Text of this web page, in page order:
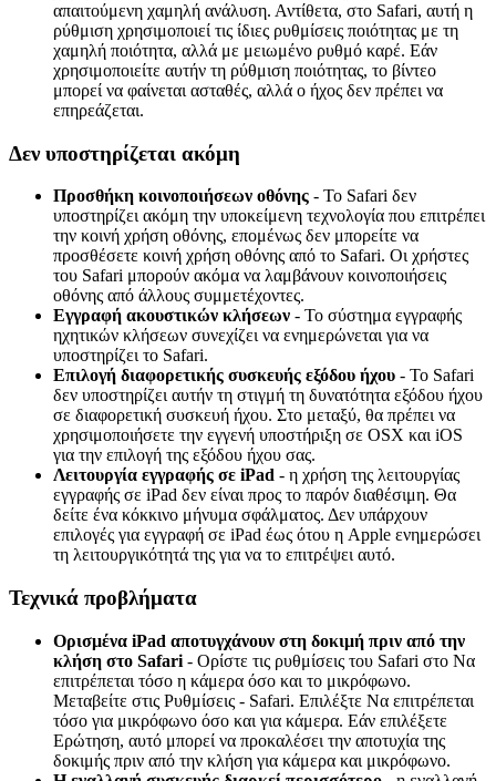
απαιτούμενη χαμηλή ανάλυση. Αντίθετα, στο Safari, αυτή η
ρύθμιση χρησιμοποιεί τις ίδιες ρυθμίσεις ποιότητας με τη
χαμηλή ποιότητα, αλλά με μειωμένο ρυθμό καρέ. Εάν
χρησιμοποιείτε αυτήν τη ρύθμιση ποιότητας, το βίντεο
μπορεί να φαίνεται ασταθές, αλλά ο ήχος δεν πρέπει να
επηρεάζεται.
Δεν υποστηρίζεται ακόμη
Προσθήκη κοινοποιήσεων οθόνης - Το Safari δεν
υποστηρίζει ακόμη την υποκείμενη τεχνολογία που επιτρέπει
την κοινή χρήση οθόνης, επομένως δεν μπορείτε να
προσθέσετε κοινή χρήση οθόνης από το Safari. Οι χρήστες
του Safari μπορούν ακόμα να λαμβάνουν κοινοποιήσεις
οθόνης από άλλους συμμετέχοντες.
Εγγραφή ακουστικών κλήσεων - Το σύστημα εγγραφής
ηχητικών κλήσεων συνεχίζει να ενημερώνεται για να
υποστηρίζει το Safari.
Επιλογή διαφορετικής συσκευής εξόδου ήχου - Το Safari
δεν υποστηρίζει αυτήν τη στιγμή τη δυνατότητα εξόδου ήχου
σε διαφορετική συσκευή ήχου. Στο μεταξύ, θα πρέπει να
χρησιμοποιήσετε την εγγενή υποστήριξη σε OSX και iOS
για την επιλογή της εξόδου ήχου σας.
Λειτουργία εγγραφής σε iPad - η χρήση της λειτουργίας
εγγραφής σε iPad δεν είναι προς το παρόν διαθέσιμη. Θα
δείτε ένα κόκκινο μήνυμα σφάλματος. Δεν υπάρχουν
επιλογές για εγγραφή σε iPad έως ότου η Apple ενημερώσει
τη λειτουργικότητά της για να το επιτρέψει αυτό.
Τεχνικά προβλήματα
Ορισμένα iPad αποτυγχάνουν στη δοκιμή πριν από την
κλήση στο Safari - Ορίστε τις ρυθμίσεις του Safari στο Να
επιτρέπεται τόσο η κάμερα όσο και το μικρόφωνο.
Μεταβείτε στις Ρυθμίσεις - Safari. Επιλέξτε Να επιτρέπεται
τόσο για μικρόφωνο όσο και για κάμερα. Εάν επιλέξετε
Ερώτηση, αυτό μπορεί να προκαλέσει την αποτυχία της
δοκιμής πριν από την κλήση για κάμερα και μικρόφωνο.